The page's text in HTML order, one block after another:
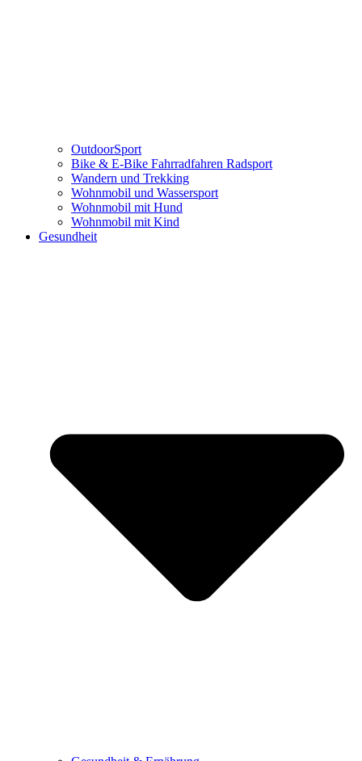
OutdoorSport
Bike & E-Bike Fahrradfahren Radsport
Wandern und Trekking
Wohnmobil und Wassersport
Wohnmobil mit Hund
Wohnmobil mit Kind
Gesundheit